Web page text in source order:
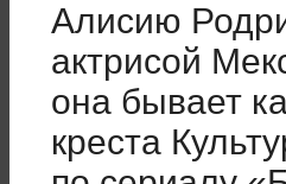
Алисию
актрисой
она бывает
креста